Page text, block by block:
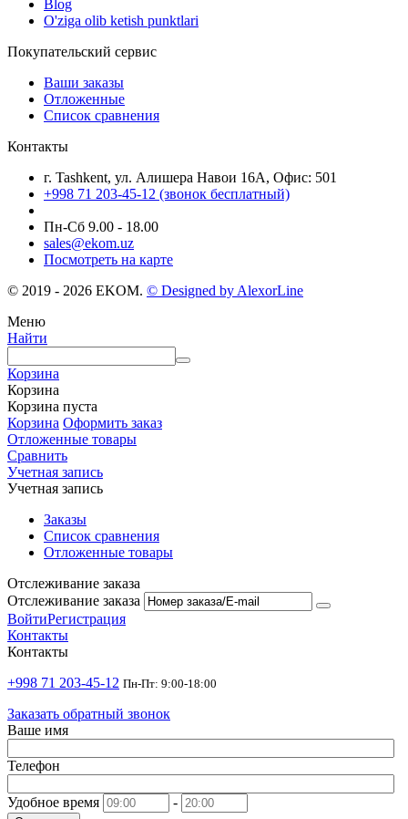
Blog
O'ziga olib ketish punktlari
Покупательский сервис
Ваши заказы
Отложенные
Список сравнения
Контакты
г. Tashkent, ул. Алишера Навои 16А, Офис: 501
+998 71 203-45-12 (звонок бесплатный)
Пн-Cб 9.00 - 18.00
sales@ekom.uz
Посмотреть на карте
© 2019 - 2026 EKOM. © Designed by AlexorLine
Меню
Найти
Корзина
Корзина
Корзина пуста
Корзина Оформить заказ
Отложенные товары
Сравнить
Учетная запись
Учетная запись
Заказы
Список сравнения
Отложенные товары
Отслеживание заказа
Отслеживание заказа
ВойтиРегистрация
Контакты
Контакты
+998 71 203-45-12 Пн-Пт: 9:00-18:00
Заказать обратный звонок
Ваше имя
Телефон
Удобное время -